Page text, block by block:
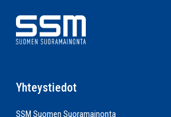
Yhteystiedot
SSM Suomen Suoramainonta